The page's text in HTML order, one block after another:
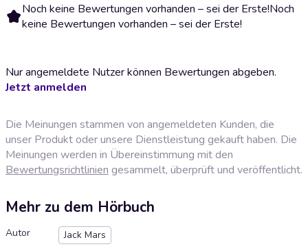
Noch keine Bewertungen vorhanden – sei der Erste!Noch
keine Bewertungen vorhanden – sei der Erste!
Nur angemeldete Nutzer können Bewertungen abgeben.
Jetzt anmelden
Die Meinungen stammen von angemeldeten Kunden, die
unser Produkt oder unsere Dienstleistung gekauft haben. Die
Meinungen werden in Übereinstimmung mit den
Bewertungsrichtlinien gesammelt, überprüft und veröffentlicht.
Mehr zu dem Hörbuch
Autor
Jack Mars